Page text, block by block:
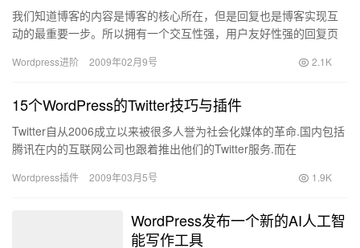
我们知道博客的内容是博客的核心所在，但是回复也是博客实现互
动的最重要一步。所以拥有一个交互性强，用户友好性强的回复页
Wordpress进阶 2009年02月9号 2.1K
15个WordPress的Twitter技巧与插件
Twitter自从2006成立以来被很多人誉为社会化媒体的革命.国内包括
腾讯在内的互联网公司也跟着推出他们的Twitter服务.而在
Wordpress插件 2009年03月5号 1.9K
WordPress发布一个新的AI人工智
能写作工具